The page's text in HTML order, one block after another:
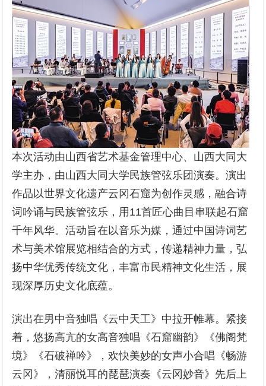
本次活动由山西省艺术基金管理中心、山西大同大
学主办，由山西大同大学民族管弦乐团演奏。演出
作品以世界文化遗产云冈石窟为创作灵感，融合诗
词吟诵与民族管弦乐，用11首匠心曲目串联起石窟
千年风华。活动旨在以音乐为媒，通过中国诗词艺
术与美术馆展览相结合的方式，传递精神力量，弘
扬中华优秀传统文化，丰富市民精神文化生活，展
现深厚历史文化底蕴。
演出在男中音独唱《云中天工》中拉开帷幕。紧接
着，悠扬高亢的女高音独唱《石窟幽韵》《佛阁梵
境》《石破禅吟》，欢快美妙的女声小合唱《畅游
云冈》，清丽悦耳的琵琶演奏《云冈妙音》先后上